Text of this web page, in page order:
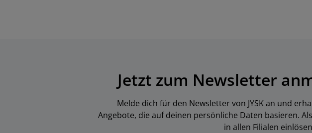
Jetzt zum Newsletter
Melde dich für den Newsletter von JYSK an und
Angebote, die auf deinen persönliche Daten basieren.
in allen Filialen